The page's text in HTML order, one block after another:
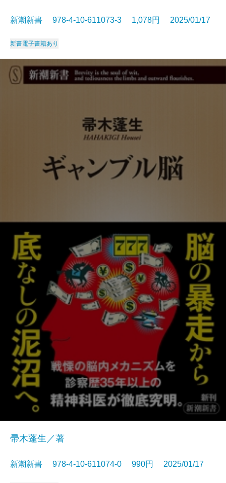
新潮新書 978-4-10-611073-3 1,078円 2025/01/17
新書電子書籍あり
帚木蓬生／著
新潮新書 978-4-10-611074-0 990円 2025/01/17